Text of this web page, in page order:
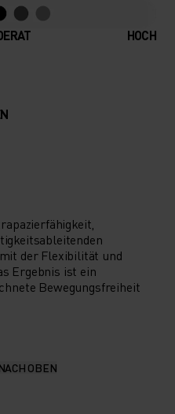
HOCH
der Flexibilität und
Ergebnis ist ein
Bewegungsfreiheit
OBEN